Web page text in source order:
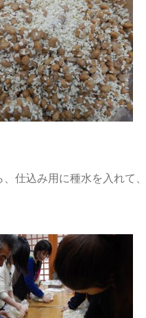
仕込み用に種水を入れて